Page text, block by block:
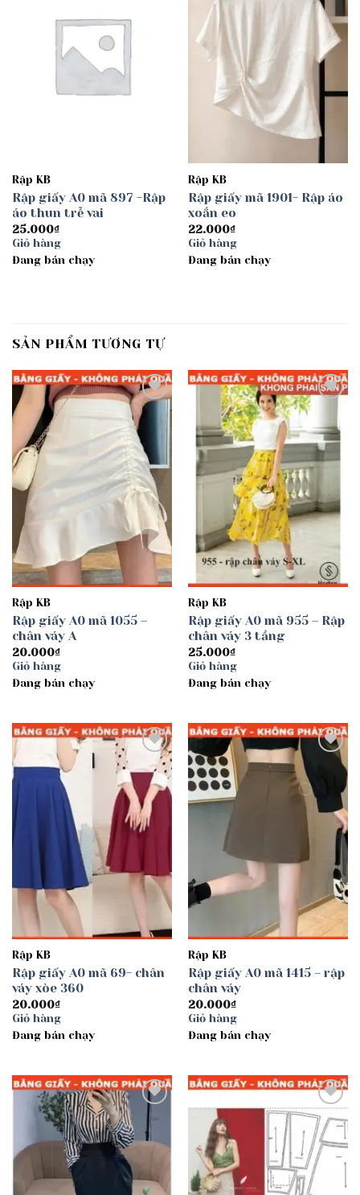
Rập KB
Rập giấy A0 mã 897 -Rập
áo thun trễ vai
25.000₫
Giỏ hàng
Đang bán chạy
Rập KB
Rập giấy mã 1901- Rập áo
xoắn eo
22.000₫
Giỏ hàng
Đang bán chạy
SẢN PHẨM TƯƠNG TỰ
Add to
wishlist
Rập KB
Rập giấy A0 mã 1055 –
chân váy A
20.000₫
Giỏ hàng
Đang bán chạy
Add to
Rập KB
Rập giấy A0 mã 955 – Rập
chân váy 3 tầng
25.000₫
Giỏ hàng
Đang bán chạy
Add to
wishlist
Rập KB
Rập giấy A0 mã 69- chân
váy xòe 360
20.000₫
Giỏ hàng
Đang bán chạy
Add to
wishlist
Rập KB
Rập giấy A0 mã 1415 – rập
chân váy
20.000₫
Giỏ hàng
Đang bán chạy
Add to
wishlist
Add to
wishlist